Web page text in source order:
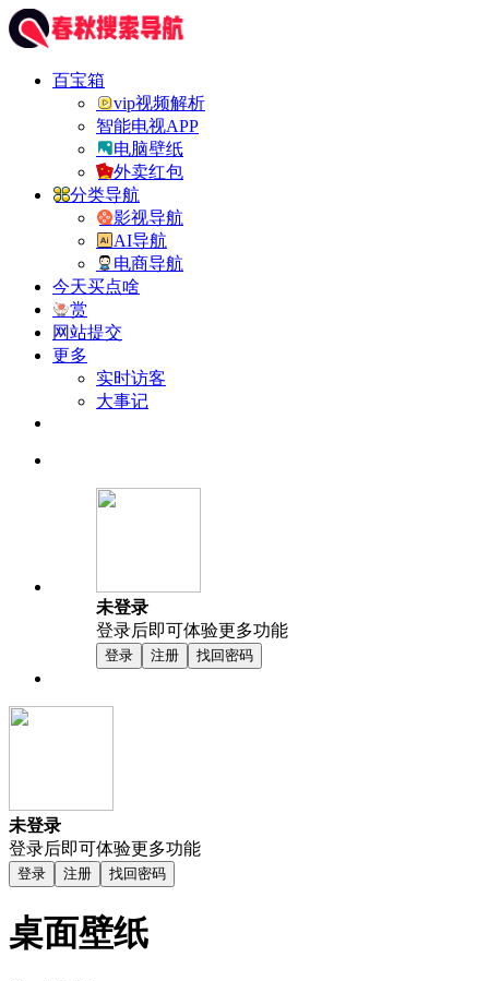
百宝箱
vip视频解析
智能电视APP
电脑壁纸
外卖红包
分类导航
影视导航
AI导航
电商导航
今天买点啥
赏
网站提交
更多
实时访客
大事记
未登录
登录后即可体验更多功能
登录 注册 找回密码
未登录
登录后即可体验更多功能
登录 注册 找回密码
桌面壁纸